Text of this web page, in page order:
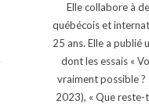
Elle collabore à
québécois et
25 ans. Elle a publié
dont les essais «
vraiment possible ?
2023), « Que reste-